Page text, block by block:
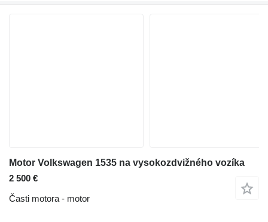
Motor Volkswagen 1535 na vysokozdvižného vozíka
2 500 €
Časti motora - motor